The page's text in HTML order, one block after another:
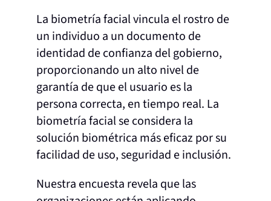
La biometría facial vincula el rostro de
un individuo a un documento de
identidad de confianza del gobierno,
proporcionando un alto nivel de
garantía de que el usuario es la
persona correcta, en tiempo real. La
biometría facial se considera la
solución biométrica más eficaz por su
facilidad de uso, seguridad e inclusión.
Nuestra encuesta revela que las